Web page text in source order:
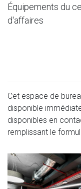
Équipements du
d'affaires
Cet espace de
disponible
disponibles en
remplissant le